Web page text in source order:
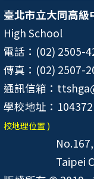
臺北市立大同高級
High School
電話：(02) 2505-
傳真：(02) 2507-
通訊信箱：
學校地址：
校地理位置 )
Taipei